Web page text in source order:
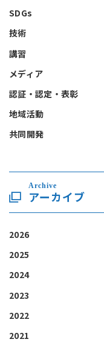
SDGs
技術
講習
メディア
認証・認定・表彰
地域活動
共同開発
Archive
アーカイブ
2026
2025
2024
2023
2022
2021